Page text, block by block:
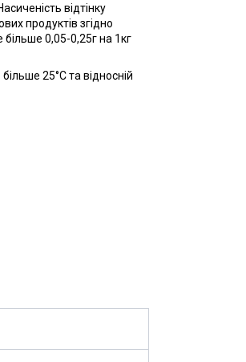
відтінку
продуктів згідно
0,05-0,25г на 1кг
25°С та відносній